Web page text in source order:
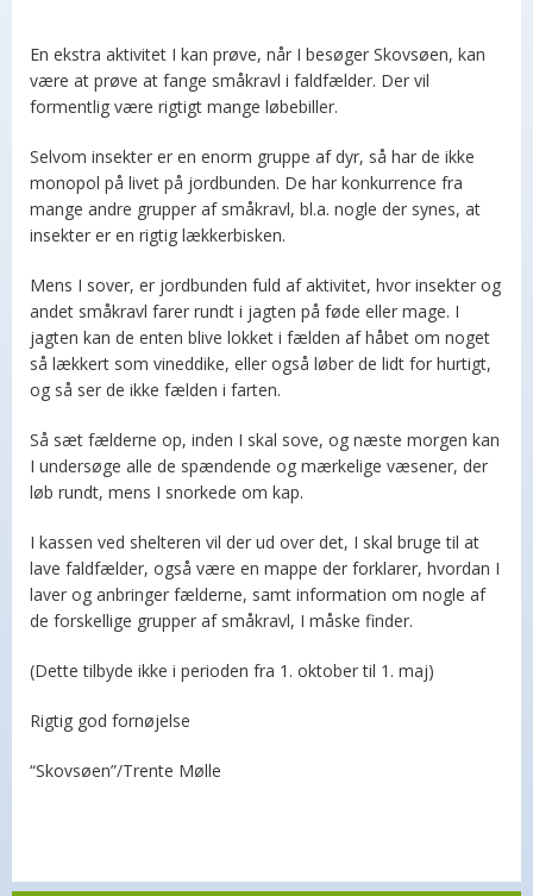
En ekstra aktivitet I kan prøve, når I besøger Skovsøen, kan
være at prøve at fange småkravl i faldfælder. Der vil
formentlig være rigtigt mange løbebiller.
Selvom insekter er en enorm gruppe af dyr, så har de ikke
monopol på livet på jordbunden. De har konkurrence fra
mange andre grupper af småkravl, bl.a. nogle der synes, at
insekter er en rigtig lækkerbisken.
Mens I sover, er jordbunden fuld af aktivitet, hvor insekter og
andet småkravl farer rundt i jagten på føde eller mage. I
jagten kan de enten blive lokket i fælden af håbet om noget
så lækkert som vineddike, eller også løber de lidt for hurtigt,
og så ser de ikke fælden i farten.
Så sæt fælderne op, inden I skal sove, og næste morgen kan
I undersøge alle de spændende og mærkelige væsener, der
løb rundt, mens I snorkede om kap.
I kassen ved shelteren vil der ud over det, I skal bruge til at
lave faldfælder, også være en mappe der forklarer, hvordan I
laver og anbringer fælderne, samt information om nogle af
de forskellige grupper af småkravl, I måske finder.
(Dette tilbyde ikke i perioden fra 1. oktober til 1. maj)
Rigtig god fornøjelse
“Skovsøen”/Trente Mølle